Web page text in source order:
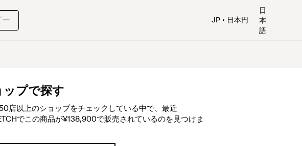
JP 日本円
日
本
語
ップで探す
店以上のショップをチェックしている中で、最近
でこの商品が¥138,900で販売されているのを見つけま